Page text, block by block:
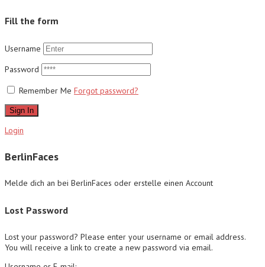
Fill the form
Username
Password
Remember Me Forgot password?
Sign In
Login
BerlinFaces
Melde dich an bei BerlinFaces oder erstelle einen Account
Lost Password
Lost your password? Please enter your username or email address.
You will receive a link to create a new password via email.